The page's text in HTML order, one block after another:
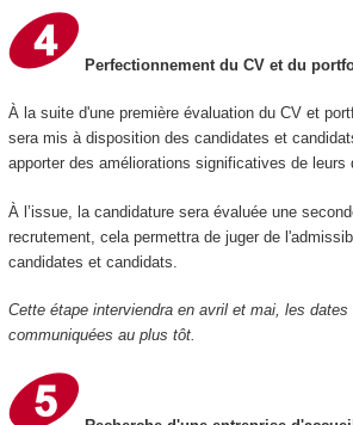
Perfectionnement du CV et du
À la suite d'une première évaluation du CV et
sera mis à disposition des candidates et
apporter des améliorations significatives de leurs
À l’issue, la candidature sera évaluée une
recrutement, cela permettra de juger de
candidates et candidats.
Cette étape interviendra en avril et mai, les
communiquées au plus tôt.